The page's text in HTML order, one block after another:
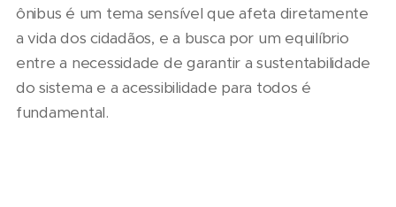
ônibus é um tema sensível que afeta diretamente
a vida dos cidadãos, e a busca por um equilíbrio
entre a necessidade de garantir a sustentabilidade
do sistema e a acessibilidade para todos é
fundamental.